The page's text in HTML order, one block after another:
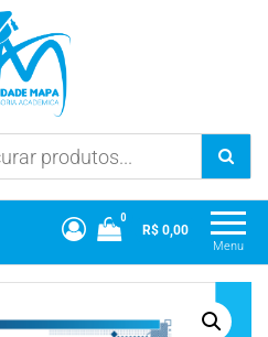
Mapa UniCesumar
Menu
0
R$ 0,00